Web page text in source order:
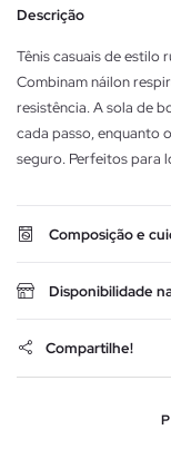
Descrição
Tênis casuais de estilo
Combinam náilon
resistência. A sola de
cada passo, enquanto
seguro. Perfeitos para
Composição e
Disponibilidade
Compartilhe!